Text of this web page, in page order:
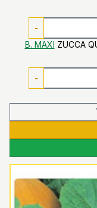
-
B. MAXI ZUCCA
-